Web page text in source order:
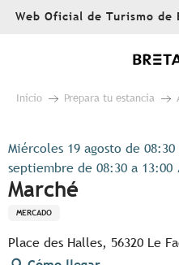
AllerWeb Oficial de Turismo de
Inicio Prepara tu estancia
Miércoles 19 agosto de
septiembre de 08:30 a
Marché
MERCADO
Place des Halles, 56320 Le